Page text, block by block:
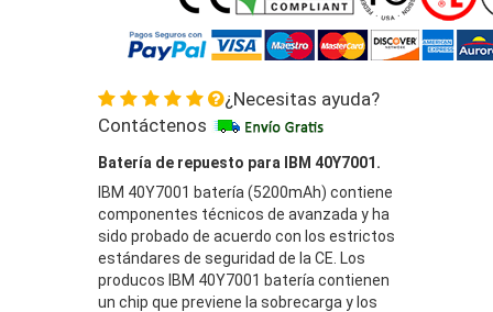
¿Necesitas ayuda?
Contáctenos
Batería de repuesto para IBM 40Y7001.
IBM 40Y7001 batería (5200mAh) contiene
componentes técnicos de avanzada y ha
sido probado de acuerdo con los estrictos
estándares de seguridad de la CE. Los
producos IBM 40Y7001 batería contienen
un chip que previene la sobrecarga y los